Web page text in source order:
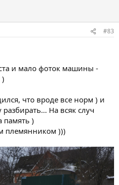
#83
и мало фоток машины -
что вроде все норм ) и
На всяк случ
память )
племянником )))